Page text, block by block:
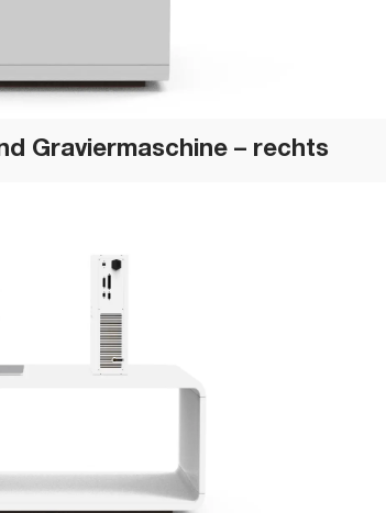
Graviermaschine – rechts